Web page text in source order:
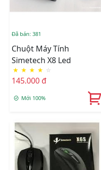
Đã bán: 381
Chuột Máy Tính
Simetech X8 Led
★ ★ ★ ★ ☆
145.000 đ
Mới 100%